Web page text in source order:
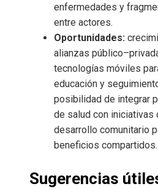
enfermedades y
entre actores.
Oportunidades:
alianzas
tecnologías móviles
educación y
posibilidad de integrar
de salud con iniciativas
desarrollo comunitario
beneficios compartidos.
Sugerencias